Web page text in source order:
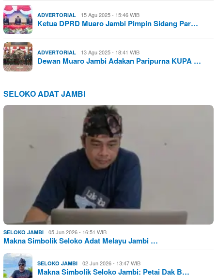
ADVERTORIAL 15 Agu 2025 - 15:46 WIB
Ketua DPRD Muaro Jambi Pimpin Sidang Par…
ADVERTORIAL 13 Agu 2025 - 18:41 WIB
Dewan Muaro Jambi Adakan Paripurna KUPA …
SELOKO ADAT JAMBI
SELOKO JAMBI 05 Jun 2026 - 16:51 WIB
Makna Simbolik Seloko Adat Melayu Jambi …
SELOKO JAMBI 02 Jun 2026 - 13:47 WIB
Makna Simbolik Seloko Jambi: Petai Dak B…